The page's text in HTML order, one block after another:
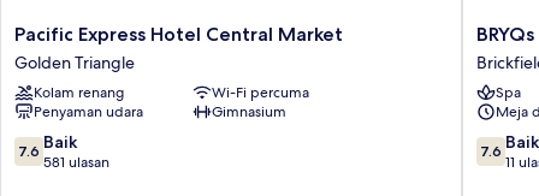
Pacific
Express
Hotel
Central
Market
Golden
Triangle
Pacific Express Hotel Central Market
Golden Triangle
Kolam renang
Wi-Fi percuma
Penyaman udara
Gimnasium
7.6
daripada
7.6 Baik
581 ulasan
BRYQs
Hotel
Kuala
Lumpur
Spa
Meja
7.6
7.6 Baik
11